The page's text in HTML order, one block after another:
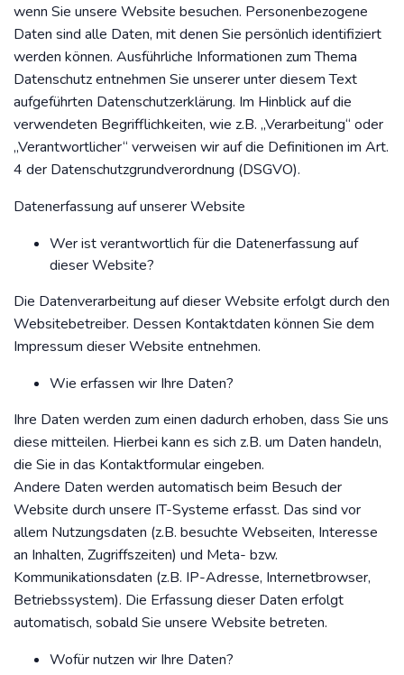
wenn Sie unsere Website besuchen. Personenbezogene
Daten sind alle Daten, mit denen Sie persönlich identifiziert
werden können. Ausführliche Informationen zum Thema
Datenschutz entnehmen Sie unserer unter diesem Text
aufgeführten Datenschutzerklärung. Im Hinblick auf die
verwendeten Begrifflichkeiten, wie z.B. „Verarbeitung“ oder
„Verantwortlicher“ verweisen wir auf die Definitionen im Art.
4 der Datenschutzgrundverordnung (DSGVO).
Datenerfassung auf unserer Website
Wer ist verantwortlich für die Datenerfassung auf
dieser Website?
Die Datenverarbeitung auf dieser Website erfolgt durch den
Websitebetreiber. Dessen Kontaktdaten können Sie dem
Impressum dieser Website entnehmen.
Wie erfassen wir Ihre Daten?
Ihre Daten werden zum einen dadurch erhoben, dass Sie uns
diese mitteilen. Hierbei kann es sich z.B. um Daten handeln,
die Sie in das Kontaktformular eingeben.
Andere Daten werden automatisch beim Besuch der
Website durch unsere IT-Systeme erfasst. Das sind vor
allem Nutzungsdaten (z.B. besuchte Webseiten, Interesse
an Inhalten, Zugriffszeiten) und Meta- bzw.
Kommunikationsdaten (z.B. IP-Adresse, Internetbrowser,
Betriebssystem). Die Erfassung dieser Daten erfolgt
automatisch, sobald Sie unsere Website betreten.
Wofür nutzen wir Ihre Daten?